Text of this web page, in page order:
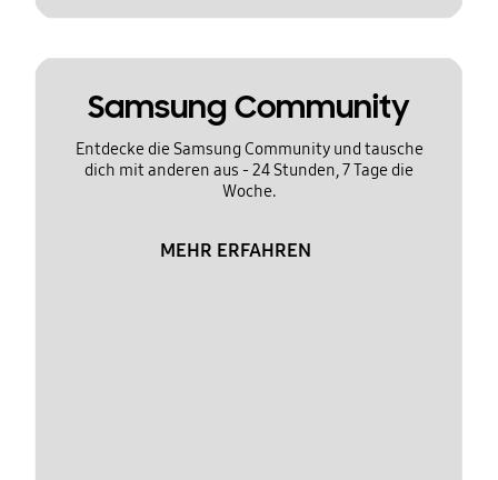
Samsung Community
Entdecke die Samsung Community und tausche
dich mit anderen aus - 24 Stunden, 7 Tage die
Woche.
MEHR ERFAHREN